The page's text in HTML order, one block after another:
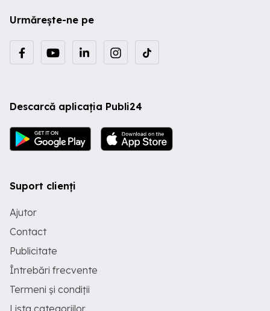
Urmărește-ne pe
Descarcă aplicația Publi24
Suport clienți
Ajutor
Contact
Publicitate
Întrebări frecvente
Termeni și condiții
Lista categoriilor